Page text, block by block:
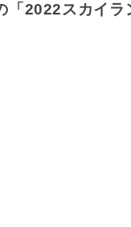
2022スカイラ